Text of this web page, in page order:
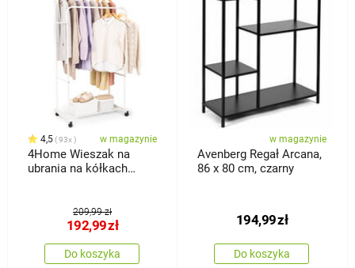
4,5 93x w magazynie
4Home Wieszak na
ubrania na kółkach
209,99 zł
192,99zł
Do koszyka
w magazynie
Avenberg Regał Arcana,
86 x 80 cm, czarny
194,99zł
Do koszyka